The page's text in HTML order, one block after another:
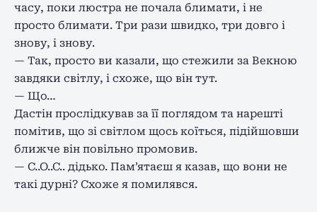
часу, поки люстра не почала блимати, і не
просто блимати. Три рази швидко, три довго і
знову, і знову.
— Так, просто ви казали, що стежили за Векною
завдяки світлу, і схоже, що він тут.
— Що…
Дастін прослідкував за її поглядом та нарешті
помітив, що зі світлом щось коїться, підійшовши
ближче він повільно промовив.
— С..О..С.. дідько. Пам’ятаєш я казав, що вони не
такі дурні? Схоже я помилявся.